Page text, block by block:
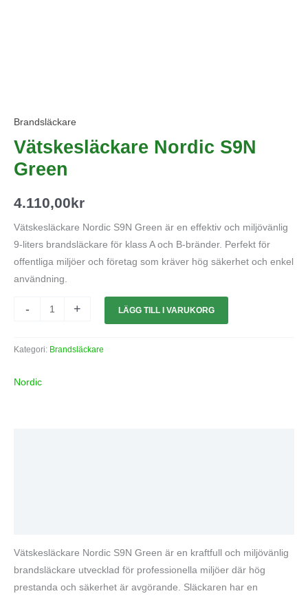
Brandsläckare
Vätskesläckare Nordic S9N
Green
4.110,00kr
Vätskesläckare Nordic S9N Green är en effektiv och miljövänlig
9-liters brandsläckare för klass A och B-bränder. Perfekt för
offentliga miljöer och företag som kräver hög säkerhet och enkel
användning.
- + LÄGG TILL I VARUKORG
Kategori: Brandsläckare
Nordic
Vätskesläckare Nordic S9N Green är en kraftfull och miljövänlig
brandsläckare utvecklad för professionella miljöer där hög
prestanda och säkerhet är avgörande. Släckaren har en